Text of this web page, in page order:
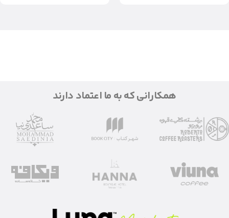
همکارانی که به ما اعتماد دارند